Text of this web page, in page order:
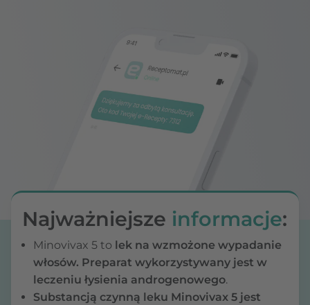
Najważniejsze informacje:
Minovivax 5 to lek na wzmożone wypadanie
włosów. Preparat wykorzystywany jest w
leczeniu łysienia androgenowego.
Substancją czynną leku Minovivax 5 jest